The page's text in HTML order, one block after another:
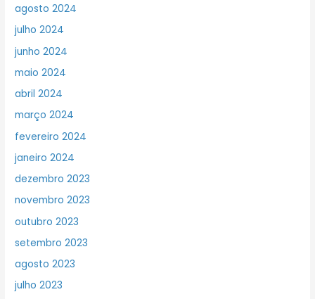
agosto 2024
julho 2024
junho 2024
maio 2024
abril 2024
março 2024
fevereiro 2024
janeiro 2024
dezembro 2023
novembro 2023
outubro 2023
setembro 2023
agosto 2023
julho 2023